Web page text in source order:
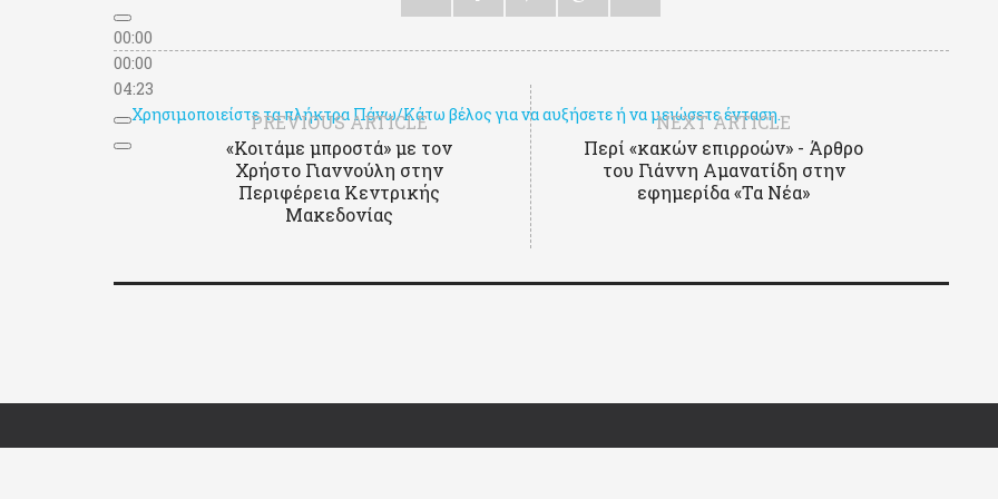
00:00
00:00
04:23
Χρησιμοποιείστε τα πλήκτρα Πάνω/Κάτω βέλος για να αυξήσετε ή να μειώσετε ένταση.
PREVIOUS ARTICLE
«Κοιτάμε μπροστά» με τον
Χρήστο Γιαννούλη στην
Περιφέρεια Κεντρικής
Μακεδονίας
NEXT ARTICLE
Περί «κακών επιρροών» - Άρθρο
του Γιάννη Αμανατίδη στην
εφημερίδα «Τα Νέα»